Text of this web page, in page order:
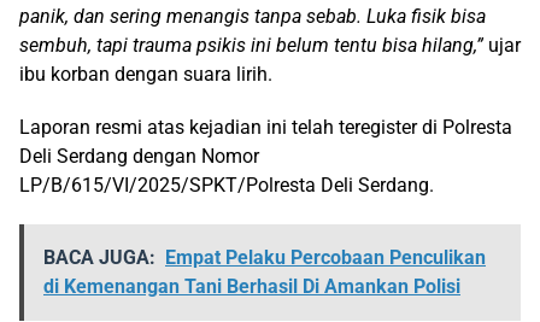
panik, dan sering menangis tanpa sebab. Luka fisik bisa
sembuh, tapi trauma psikis ini belum tentu bisa hilang,”ujar
ibu korban dengan suara lirih.
Laporan resmi atas kejadian ini telah teregister di Polresta
Deli Serdang dengan Nomor
LP/B/615/VI/2025/SPKT/Polresta Deli Serdang.
BACA JUGA: Empat Pelaku Percobaan Penculikan
di Kemenangan Tani Berhasil Di Amankan Polisi